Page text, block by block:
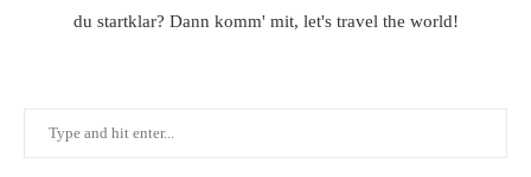
du startklar? Dann komm' mit, let's travel the world!